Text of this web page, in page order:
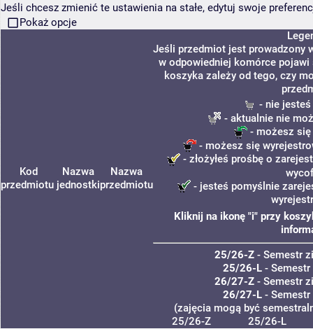
Jeśli chcesz zmienić te ustawienia na stałe, edytuj swoje
Pokaż opcje
Kod
przedmiotu
Nazwa
jednostki
Nazwa
przedmiotu
Jeśli przedmiot jest prowadzony
w odpowiedniej komórce
koszyka zależy od tego, czy
- nie
- aktualnie nie
- możesz się
- możesz się
- złożyłeś prośbę o
- jesteś pomyślnie
Kliknij na ikonę "i" przy
25/26-Z - Semestr
25/26-L -
26/27-Z - Semestr
26/27-L -
(zajęcia mogą być
25/26-Z
25/26-L